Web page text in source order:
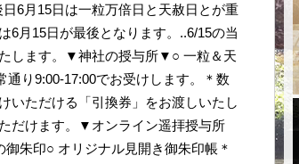
6月15日は一粒万倍日と天赦日とが重
6月15日が最後となります。..6/15の当
します。▼神社の授与所▼○ 一粒＆天
り9:00-17:00でお受けします。＊数
いただける「引換券」をお渡しいたし
だけます。▼オンライン遥拝授与所
朱印○ オリジナル見開き御朱印帳＊